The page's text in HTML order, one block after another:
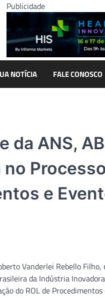
Publicidade
NOTÍCIA FALE CONOSCO
da ANS,
e
Vanderlei Rebello
da Indústria
do ROL de